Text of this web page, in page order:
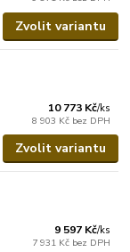
Zvolit variantu
10 773 Kč/ks
8 903 Kč bez DPH
Zvolit variantu
9 597 Kč/ks
7 931 Kč bez DPH